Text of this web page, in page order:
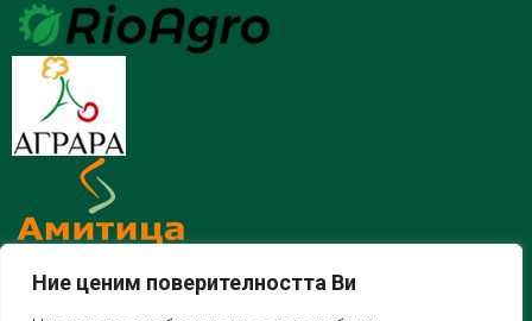
Ние ценим поверителността Ви